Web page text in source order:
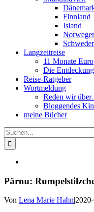
Finnland
Island
Langzeitreise
11 Monate
Die
Reise-Ratgeber
Wortmeldung
Reden wir
Bloggendes
meine Bücher
Suche
nach:
Pärnu:
Von Lena Marie Hahn|